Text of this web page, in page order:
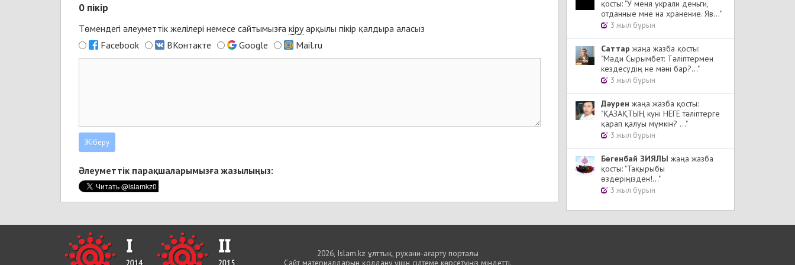
0 пікір
Төмендегі әлеуметтік желілері немесе сайтымызға кіруарқылы пікір қалдыра аласыз
Facebook
ВКонтакте Google Mail.ru
Әлеуметтік парақшаларымызға жазылыңыз:
қосты: "У меня украли деньги,
отданные мне на хранение. Яв..."
3 жыл бұрын
Cаттар жаңа жазба қосты:
"Мәди Сырымбет: Тәліптермен
кездесудің не мәні бар?..."
3 жыл бұрын
Дәурен жаңа жазба қосты:
"ҚАЗАҚТЫҢ күні НЕГЕ тәліптерге
қарап қалуы мүмкін? ..."
3 жыл бұрын
Бөгенбай ЗИЯЛЫ жаңа жазба
қосты: "Тақырыбы
өздеріңізден!..."
3 жыл бұрын
2026, Islam.kz ұлттық, рухани-ағарту порталы
Сайт материалдарын қолдану үшін сілтеме көрсетуіңіз міндетті.